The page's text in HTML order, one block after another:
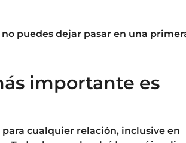
no puedes dejar pasar en una
importante es
para cualquier relación, inclusive en